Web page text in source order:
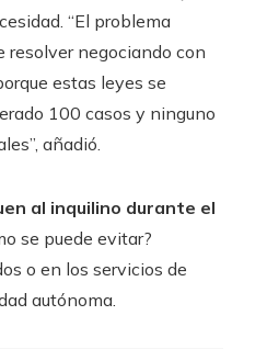
“El problema
resolver negociando con
estas leyes se
100 casos y ninguno
añadió.
al inquilino durante el
se puede evitar?
o en los servicios de
autónoma.